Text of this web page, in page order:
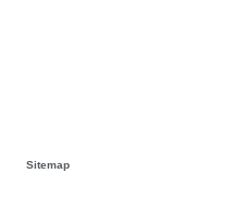
Sitemap